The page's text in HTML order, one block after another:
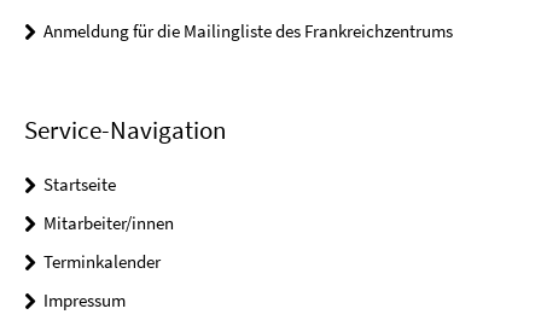
Anmeldung für die Mailingliste des Frankreichzentrums
Service-Navigation
Startseite
Mitarbeiter/innen
Terminkalender
Impressum